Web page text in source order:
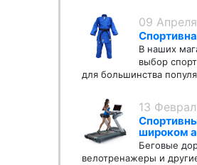
09
В наших
выбор
для большинства
13
широком
Беговые
велотренажеры и